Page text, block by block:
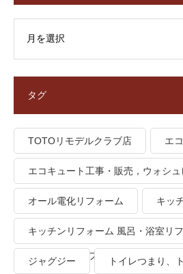
タグ
TOTOリモデルクラブ店 エ
エコキュート工事・販売，ウォシ
り、トイレ水漏れ
オール電化リフォーム キッ
キッチンリフォーム 風呂・浴室リ
ーム 洗面所リフォーム オール電化
ジャグジー トイレつまり、